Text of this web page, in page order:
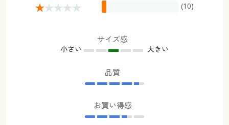
(10)
サイズ感
小さい 大きい
品質
お買い得感